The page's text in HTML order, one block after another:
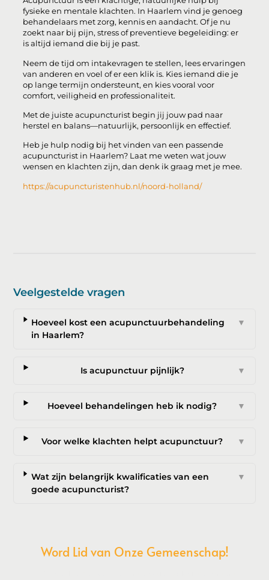
fysieke en mentale klachten. In Haarlem vind je genoeg
behandelaars met zorg, kennis en aandacht. Of je nu
zoekt naar bij pijn, stress of preventieve begeleiding: er
is altijd iemand die bij je past.
Neem de tijd om intakevragen te stellen, lees ervaringen
van anderen en voel of er een klik is. Kies iemand die je
op lange termijn ondersteunt, en kies vooral voor
comfort, veiligheid en professionaliteit.
Met de juiste acupuncturist begin jij jouw pad naar
herstel en balans—natuurlijk, persoonlijk en effectief.
Heb je hulp nodig bij het vinden van een passende
acupuncturist in Haarlem? Laat me weten wat jouw
wensen en klachten zijn, dan denk ik graag met je mee.
https://acupuncturistenhub.nl/noord-holland/
Veelgestelde vragen
Hoeveel kost een acupunctuurbehandeling
in Haarlem?
▼
Is acupunctuur pijnlijk? ▼
Hoeveel behandelingen heb ik nodig? ▼
Voor welke klachten helpt acupunctuur? ▼
Wat zijn belangrijk kwalificaties van een
goede acupuncturist?
▼
Word Lid van Onze Gemeenschap!